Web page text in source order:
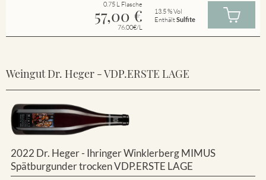
0.75 L Flasche
57,00 €
76.00€/L
13.5 % Vol
EnthältSulfite
Weingut Dr. Heger - VDP.ERSTE LAGE
2022 Dr. Heger - Ihringer Winklerberg MIMUS
Spätburgunder trocken VDP.ERSTE LAGE